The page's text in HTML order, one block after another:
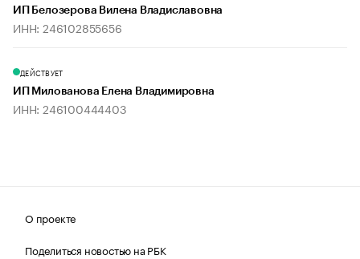
ИП Белозерова Вилена Владиславовна
ИНН: 246102855656
ДЕЙСТВУЕТ
ИП Милованова Елена Владимировна
ИНН: 246100444403
О проекте
Поделиться новостью на РБК